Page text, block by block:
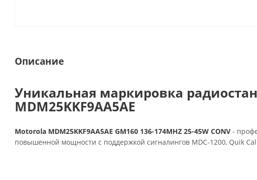
Описание
Уникальная маркировка
MDM25KKF9AA5AE
Motorola MDM25KKF9AA5AE GM160 136-174MHZ 25-45W CONV -
повышенной мощности с поддержкой сигналингов MDC-1200, Quik